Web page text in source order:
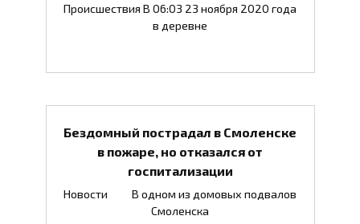
Происшествия В 06:03 23 ноября 2020 года
в деревне
Бездомный пострадал в Смоленске
в пожаре, но отказался от
госпитализации
Новости В одном из домовых подвалов
Смоленска